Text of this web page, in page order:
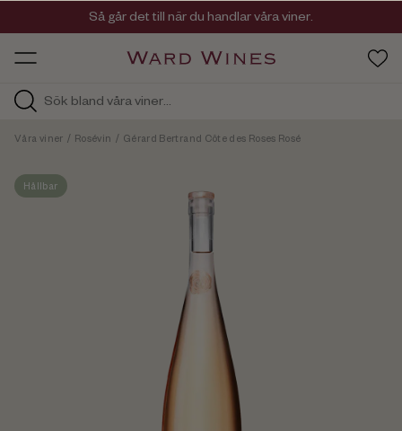
HOS
Viner med kvalitet, ursprung & personlighet
Så går det till när du handlar våra viner.
Hållbar
Våra viner / Rosévin / Gérard Bertrand Côte des Roses Rosé